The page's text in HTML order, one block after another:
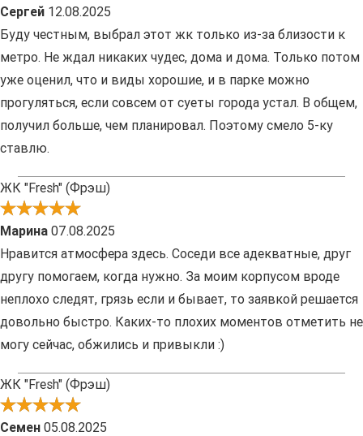
Сергей 12.08.2025
Буду честным, выбрал этот жк только из-за близости к
метро. Не ждал никаких чудес, дома и дома. Только потом
уже оценил, что и виды хорошие, и в парке можно
прогуляться, если совсем от суеты города устал. В общем,
получил больше, чем планировал. Поэтому смело 5-ку
ставлю.
ЖК "Fresh" (Фрэш)
Марина 07.08.2025
Нравится атмосфера здесь. Соседи все адекватные, друг
другу помогаем, когда нужно. За моим корпусом вроде
неплохо следят, грязь если и бывает, то заявкой решается
довольно быстро. Каких-то плохих моментов отметить не
могу сейчас, обжились и привыкли :)
ЖК "Fresh" (Фрэш)
Семен 05.08.2025